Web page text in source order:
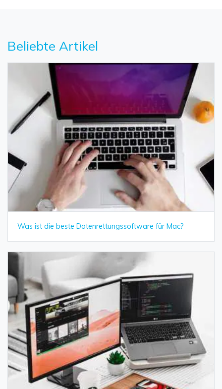
Beliebte Artikel
Was ist die beste Datenrettungssoftware für Mac?